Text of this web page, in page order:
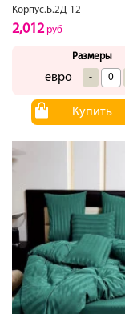
Корпус.Б.2Д-12
2,012руб
Размеры
евро -
Купить